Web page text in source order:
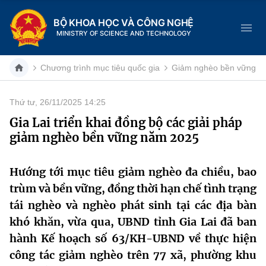
BỘ KHOA HỌC VÀ CÔNG NGHỆ
MINISTRY OF SCIENCE AND TECHNOLOGY
Danh mục
Trang chủ
Giới thiệu
Chức năng nhiệm vụ
Cơ cấu tổ chức
Lịch sử phát triển
Khoa học và Công nghệ
Đổi mới sáng tạo
Dịch vụ công
Hệ thống văn bản
Chương trình mục tiêu quốc gia Giảm nghèo bền vững
Thứ tư, 26/11/2025 14:25
Gia Lai triển khai đồng bộ các giải pháp
giảm nghèo bền vững năm 2025
Hướng tới mục tiêu giảm nghèo đa chiều, bao
trùm và bền vững, đồng thời hạn chế tình trạng
tái nghèo và nghèo phát sinh tại các địa bàn
khó khăn, vừa qua, UBND tỉnh Gia Lai đã ban
hành Kế hoạch số 63/KH-UBND về thực hiện
công tác giảm nghèo trên 77 xã, phường khu